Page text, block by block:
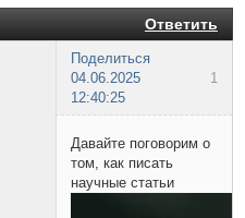
Ответить
Поделиться
1
04.06.2025
12:40:25
Давайте поговорим о
том, как писать
научные статьи